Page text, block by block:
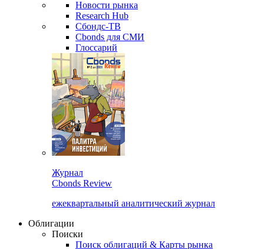
Новости рынка
Research Hub
Сбондс-ТВ
Cbonds для СМИ
Глоссарий
Журнал
Cbonds Review
ежеквартальный аналитический журнал
Облигации
Поиски
Поиск облигаций & Карты рынка